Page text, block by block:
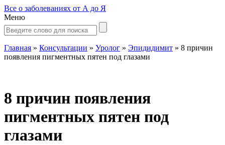
Все о заболеваниях от А до Я
Меню
Главная » Консультации » Уролог » Эпидидимит » 8 причин
появления пигментных пятен под глазами
8 причин появления
пигментных пятен под
глазами